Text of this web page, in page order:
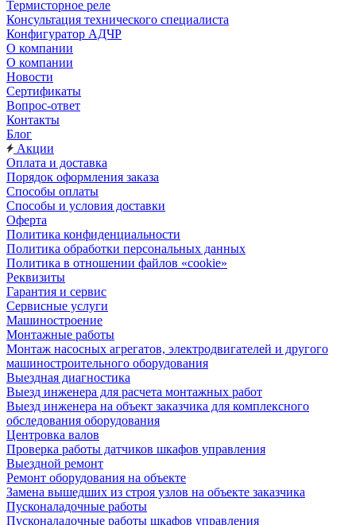
Термисторное реле
Консультация технического специалиста
Конфигуратор АДЧР
О компании
О компании
Новости
Сертификаты
Вопрос-ответ
Контакты
Блог
Акции
Оплата и доставка
Порядок оформления заказа
Способы оплаты
Способы и условия доставки
Оферта
Политика конфиденциальности
Политика обработки персональных данных
Политика в отношении файлов «cookie»
Реквизиты
Гарантия и сервис
Сервисные услуги
Машиностроение
Монтажные работы
Монтаж насосных агрегатов, электродвигателей и другого
машиностроительного оборудования
Выездная диагностика
Выезд инженера для расчета монтажных работ
Выезд инженера на объект заказчика для комплексного
обследования оборудования
Центровка валов
Проверка работы датчиков шкафов управления
Выездной ремонт
Ремонт оборудования на объекте
Замена вышедших из строя узлов на объекте заказчика
Пусконаладочные работы
Пусконаладочные работы шкафов управления